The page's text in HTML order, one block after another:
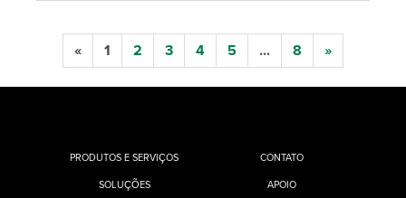
« 1 2 3 4 5 ... 8 »
PRODUTOS E SERVIÇOS
SOLUÇÕES
CONTATO
APOIO